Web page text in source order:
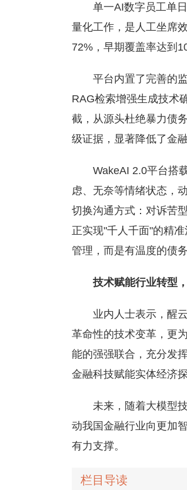
单一AI数字员工单日
量化工作，是人工坐席
72%，早期覆盖率达到
平台内置了完善的监
RAG检索增强生成技术
截，从源头杜绝暴力债
级证据，显著降低了金
WakeAI 2.0平台搭载
虑、无奈等情绪状态，
切换沟通方式：对诉苦
正实现"千人千面"的精
管理，而是有温度的债务
技术赋能行业转型
业内人士表示，醒云
革命性的技术变革，更
能的强强联合，充分发
金融科技赋能实体经济
未来，随着大模型技
动我国金融行业向更加
有力支撑。
栏目导读